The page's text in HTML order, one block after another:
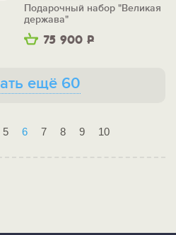
75 900 Р
Подарочный набор "Великая
держава"
ещё 60
5 6 7 8 9 10